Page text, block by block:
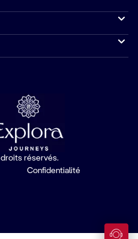
droits réservés.
Confidentialité